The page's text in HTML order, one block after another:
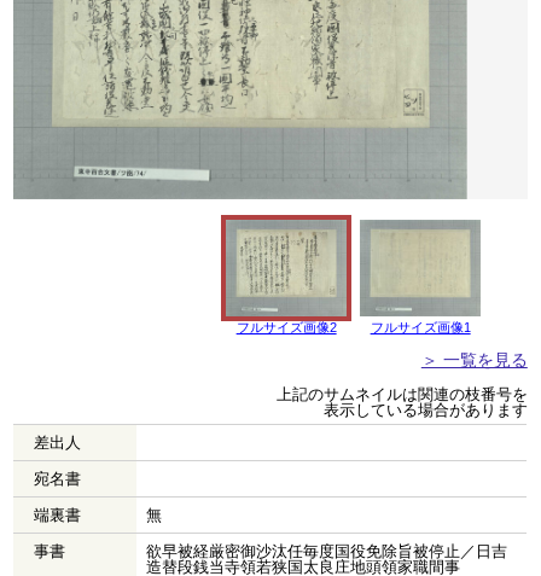
フルサイズ画像2 フルサイズ画像1
＞ 一覧を見る
上記のサムネイルは関連の枝番号を
表示している場合があります
差出人
宛名書
端裏書
無
事書
欲早被経厳密御沙汰任毎度国役免除旨被停止／日吉
造替段銭当寺領若狭国太良庄地頭領家職間事